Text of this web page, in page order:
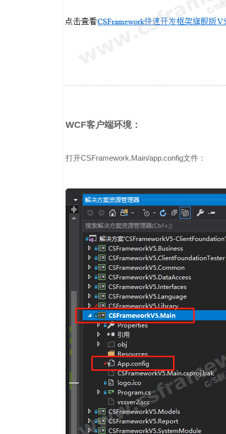
WCF客户端环境：
打开CSFramework.Main/app.config文件：